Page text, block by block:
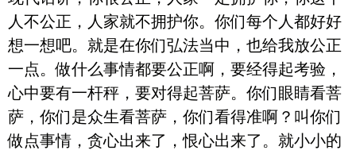
人不公正，人家就不拥护你。你们每个人都好好
想一想吧。就是在你们弘法当中，也给我放公正
一点。做什么事情都要公正啊，要经得起考验，
心中要有一杆秤，要对得起菩萨。你们眼睛看菩
萨，你们是众生看菩萨，你们看得准啊？叫你们
做点事情，贪心出来了，恨心出来了。就小小的